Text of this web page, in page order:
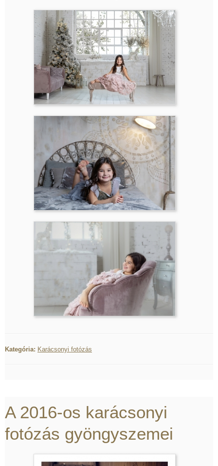
Kategória: Karácsonyi fotózás
A 2016-os karácsonyi
fotózás gyöngyszemei